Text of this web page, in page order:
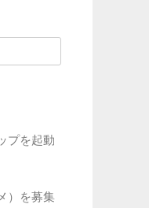
プを起動
）を募集